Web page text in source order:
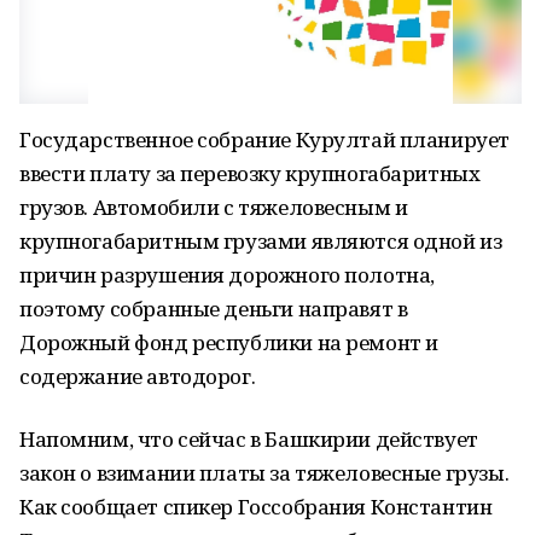
Государственное собрание Курултай планирует
ввести плату за перевозку крупногабаритных
грузов. Автомобили с тяжеловесным и
крупногабаритным грузами являются одной из
причин разрушения дорожного полотна,
поэтому собранные деньги направят в
Дорожный фонд республики на ремонт и
содержание автодорог.
Напомним, что сейчас в Башкирии действует
закон о взимании платы за тяжеловесные грузы.
Как сообщает спикер Госсобрания Константин